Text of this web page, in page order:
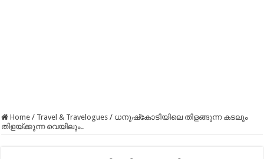
Home / Travel & Travelogues / ധനുഷ്‌കോടിയിലെ തിളങ്ങുന്ന കടലും
തിളയ്ക്കുന്ന വെയിലും..